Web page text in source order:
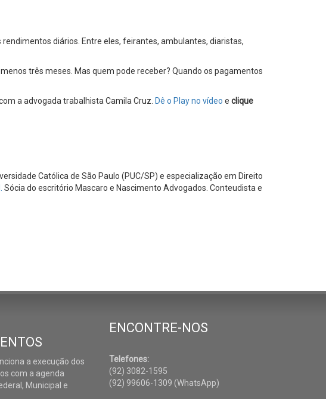
diários. Entre eles, feirantes, ambulantes, diaristas,
três meses. Mas quem pode receber? Quando os pagamentos
a advogada trabalhista Camila Cruz. Dê o Play no vídeo e clique
Católica de São Paulo (PUC/SP) e especialização em Direito
Sócia do escritório Mascaro e Nascimento Advogados. Conteudista e
a execução dos
com a agenda
Municipal e
ENCONTRE-NOS
Telefones:
(92) 3082-1595
(92) 99606-1309 (WhatsApp)